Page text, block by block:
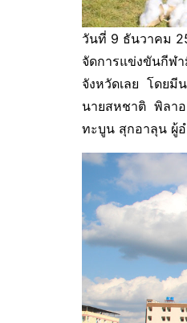
วันที่ 9 ธันวาคม
จัดการแข่งขันกีฬ
จังหวัดเลย โดยมี
นายสหชาติ พิลาอ
ทะบูน สุกอาลุน ผู้